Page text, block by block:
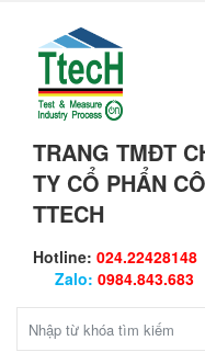
TRANG TMĐT
TY CỔ PHẨN
TTECH
Hotline: 024.22428148
Zalo: 0984.843.683